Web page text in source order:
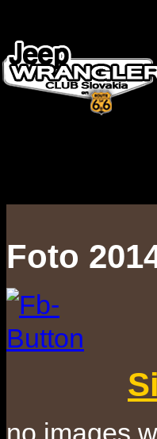
Foto
no images